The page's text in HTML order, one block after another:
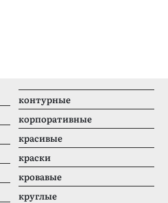
контурные
корпоративные
красивые
краски
кровавые
круглые